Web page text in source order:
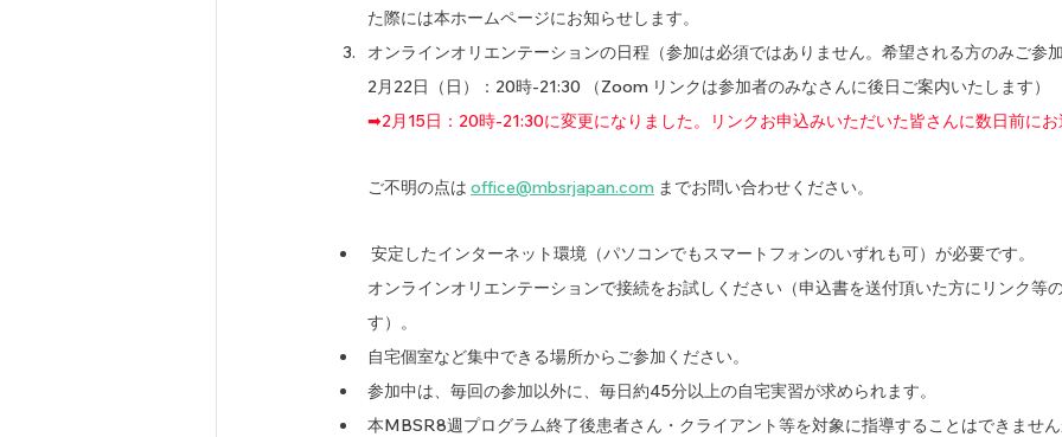
た際には本ホームページにお知らせします。
オンラインオリエンテーションの日程（参加は必須ではありません。希望される方のみご参加
2月22日（日）：20時-21:30 （Zoom リンクは参加者のみなさんに後日ご案内いたします）
➡2月15日：20時-21:30に変更になりました。リンクお申込みいただいた皆さんに数日前にお
ご不明の点は office@mbsrjapan.com までお問い合わせください。
安定したインターネット環境（パソコンでもスマートフォンのいずれも可）が必要です。
オンラインオリエンテーションで接続をお試しください（申込書を送付頂いた方にリンク等
す）。
自宅個室など集中できる場所からご参加ください。
参加中は、毎回の参加以外に、毎日約45分以上の自宅実習が求められます。
本MBSR8週プログラム終了後患者さん・クライアント等を対象に指導することはできませ